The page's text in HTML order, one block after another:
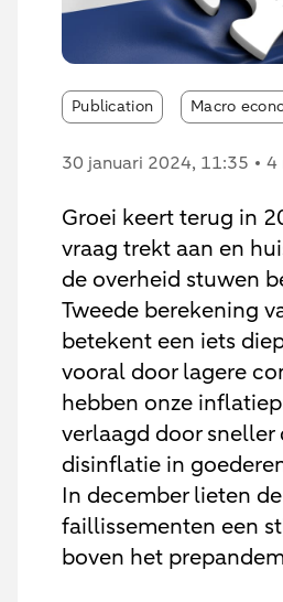
Publication Macro
30 januari 2024, 11:35 4
Groei keert terug in
vraag trekt aan en
de overheid stuwen
Tweede berekening
betekent een iets
vooral door lagere
hebben onze
verlaagd door
disinflatie in
In december lieten de
faillissementen een
boven het